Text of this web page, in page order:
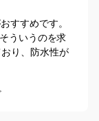
すすめです。
ういうのを求
り、防水性が